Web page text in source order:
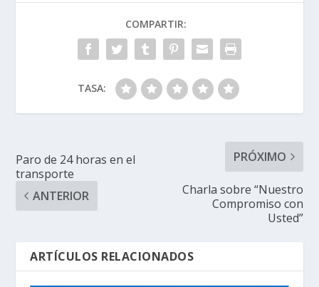
COMPARTIR:
TASA:
Paro de 24 horas en el
transporte
ANTERIOR
PRÓXIMO
Charla sobre “Nuestro
Compromiso con
Usted”
ARTÍCULOS RELACIONADOS